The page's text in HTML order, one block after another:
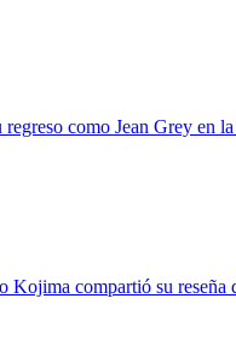
como Jean Grey en
Kojima compartió su reseña